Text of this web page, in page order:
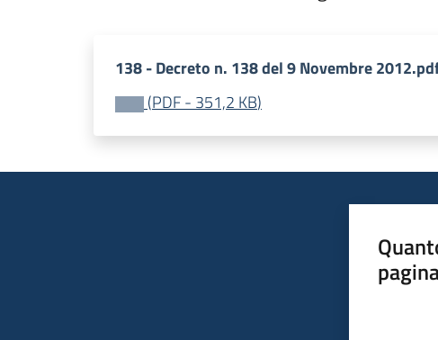
138 - Decreto n. 138 del 9 Novembre
(PDF- 351,2 KB)